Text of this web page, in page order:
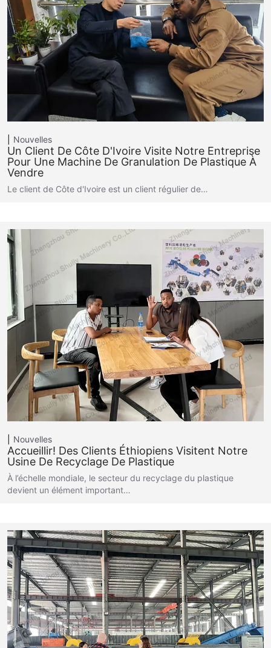
Nouvelles
Un Client De Côte D'Ivoire Visite Notre Entreprise
Pour Une Machine De Granulation De Plastique À
Vendre
Le client de Côte d'Ivoire est un client régulier de…
Nouvelles
Accueillir! Des Clients Éthiopiens Visitent Notre
Usine De Recyclage De Plastique
À l’échelle mondiale, le secteur du recyclage du plastique
devient un élément important…